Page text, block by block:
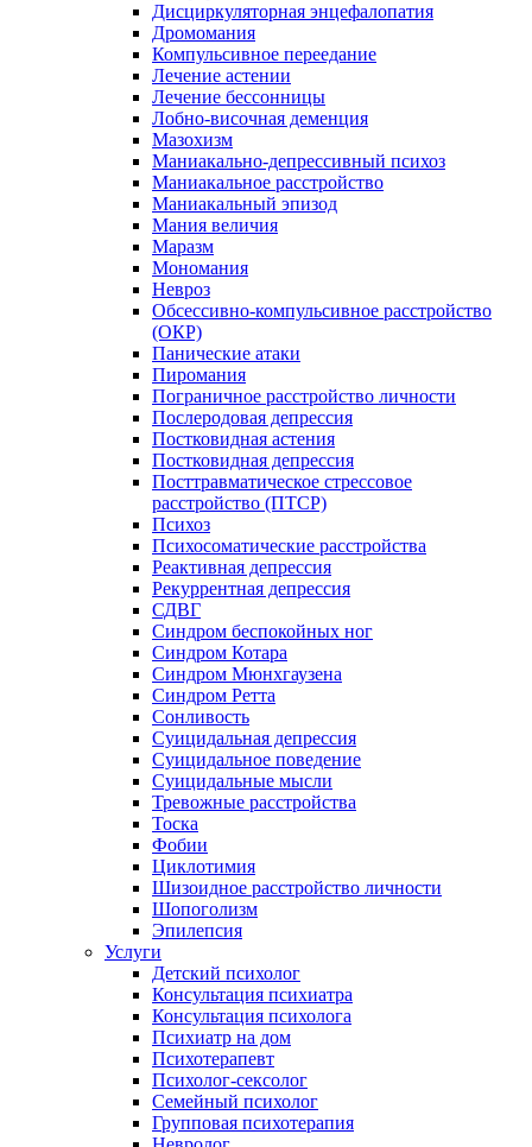
Дисциркуляторная энцефалопатия
Дромомания
Компульсивное переедание
Лечение астении
Лечение бессонницы
Лобно-височная деменция
Мазохизм
Маниакально-депрессивный психоз
Маниакальное расстройство
Маниакальный эпизод
Мания величия
Маразм
Мономания
Невроз
Обсессивно-компульсивное расстройство
(ОКР)
Панические атаки
Пиромания
Пограничное расстройство личности
Послеродовая депрессия
Постковидная астения
Постковидная депрессия
Посттравматическое стрессовое
расстройство (ПТСР)
Психоз
Психосоматические расстройства
Реактивная депрессия
Рекуррентная депрессия
СДВГ
Синдром беспокойных ног
Синдром Котара
Синдром Мюнхгаузена
Синдром Ретта
Сонливость
Суицидальная депрессия
Суицидальное поведение
Суицидальные мысли
Тревожные расстройства
Тоска
Фобии
Циклотимия
Шизоидное расстройство личности
Шопоголизм
Эпилепсия
Услуги
Детский психолог
Консультация психиатра
Консультация психолога
Психиатр на дом
Психотерапевт
Психолог-сексолог
Семейный психолог
Групповая психотерапия